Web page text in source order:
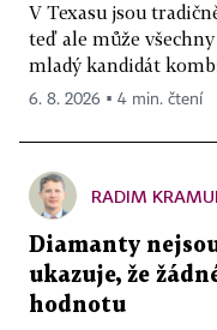
V Texasu jsou
teď ale může
mladý kandidát
6. 8. 2026 ▪ 4 min. čtení
RADIM
Diamanty
ukazuje, že
hodnotu